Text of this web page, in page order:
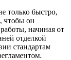
только быстро,
чтобы он
начиная от
отделкой
стандартам